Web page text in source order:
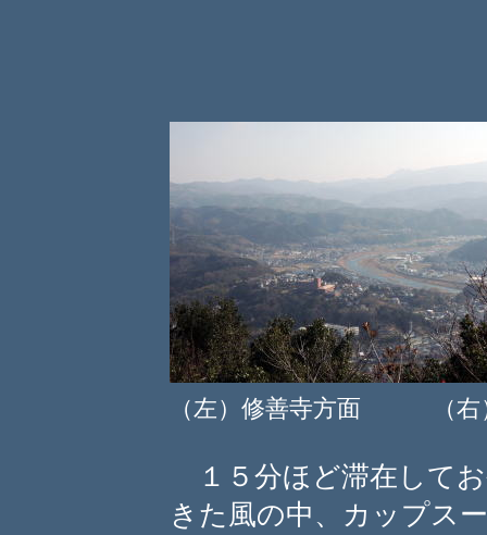
（左）修善寺方面 （右
１５分ほど滞在して
きた風の中、カップス